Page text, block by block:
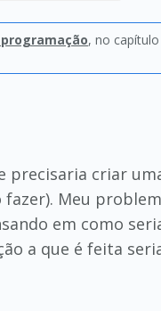
, no capítulo
precisaria criar
Meu
em como
a que é feita